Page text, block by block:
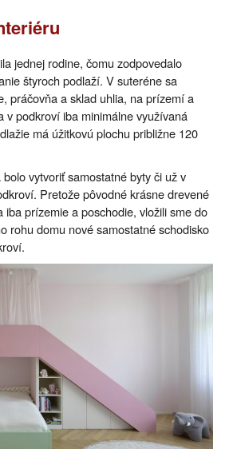
jednej rodine, čomu zodpovedalo
štyroch podlaží. V suteréne sa
práčovňa a sklad uhlia, na prízemí a
v podkroví iba minimálne využívaná
má úžitkovú plochu približne 120
vytvoriť samostatné byty či už v
Pretože pôvodné krásne drevené
iba prízemie a poschodie, vložili sme do
rohu domu nové samostatné schodisko